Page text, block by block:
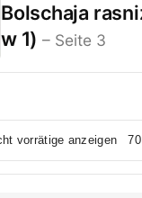
Bolschaja
w 1) – Seite 3
vorrätige anzeigen